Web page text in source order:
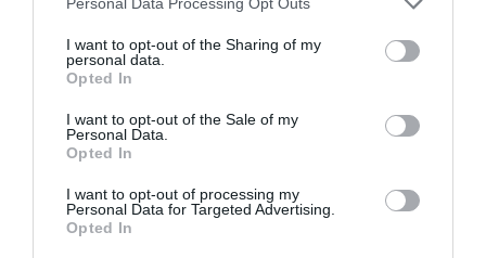
I want to opt-out of the Sharing of my
personal data.
Opted In
I want to opt-out of the Sale of my
Personal Data.
Opted In
I want to opt-out of processing my
Personal Data for Targeted Advertising.
Opted In
Grecia
Serbia